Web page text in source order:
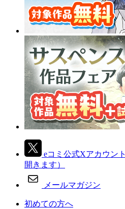
eコミ公式Xアカウント
開きます）
メールマガジン
初めての方へ